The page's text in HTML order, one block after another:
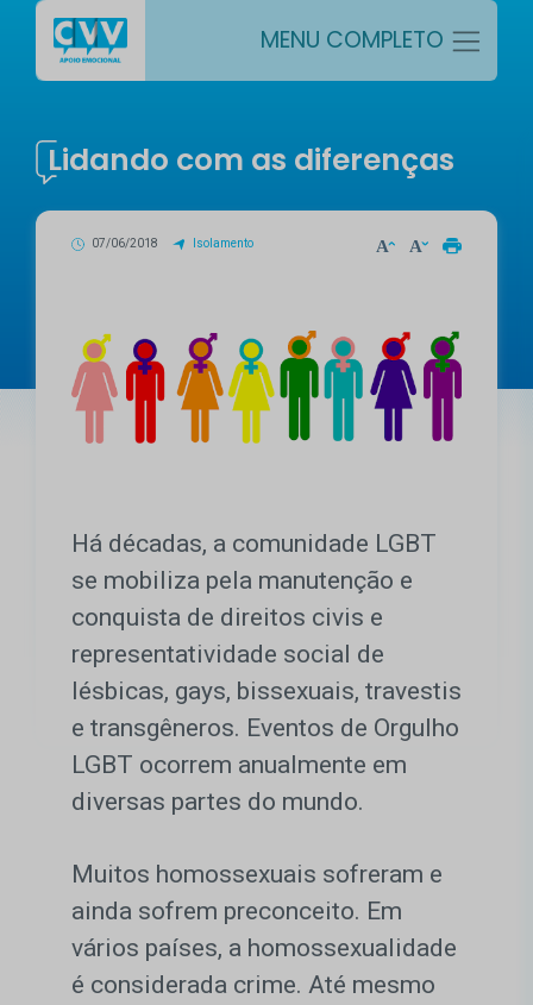
MENU COMPLETO
Lidando com as diferenças
07/06/2018 Isolamento
Há décadas, a comunidade LGBT
se mobiliza pela manutenção e
conquista de direitos civis e
representatividade social de
lésbicas, gays, bissexuais, travestis
e transgêneros. Eventos de Orgulho
LGBT ocorrem anualmente em
diversas partes do mundo.
Muitos homossexuais sofreram e
ainda sofrem preconceito. Em
vários países, a homossexualidade
é considerada crime. Até mesmo